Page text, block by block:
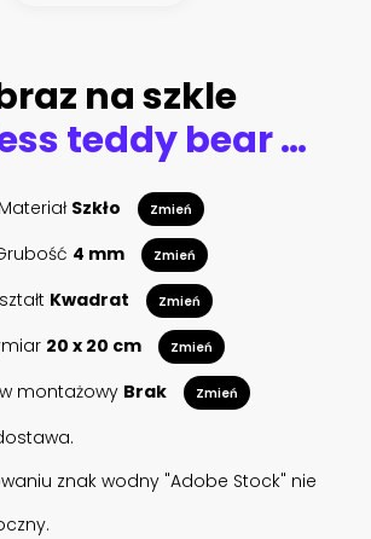
na szkle
seamless teddy bear pattern vector hand drawn illustration cartoon style.bear faces on white background.suitable for postcards,children s clothing,fabric design, stickers,posters,mugs or t-shirts.
Materiał Szkło Zmień
4 mm Zmień
Kwadrat Zmień
20 x 20 cm Zmień
montażowy Brak Zmień
znak wodny "Adobe Stock" nie